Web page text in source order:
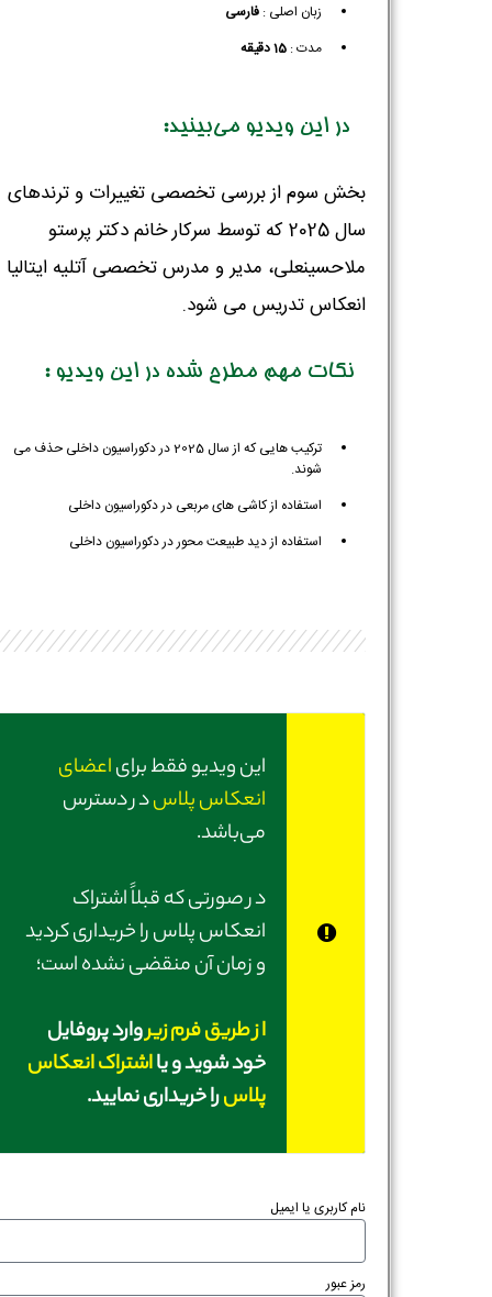
زبان اصلی : فارسی
مدت : 15 دقیقه
در این ویدیو می‌بینید:
بخش سوم از بررسی تخصصی تغییرات و ترندهای
سال 2025 که توسط سرکار خانم دکتر پرستو
ملاحسینعلی، مدیر و مدرس تخصصی آتلیه ایتالیا
انعکاس تدریس می شود.
نکات مهم مطرح شده در این ویدیو :
ترکیب هایی که از سال 2025 در دکوراسیون داخلی حذف می
شوند.
استفاده از کاشی های مربعی در دکوراسیون داخلی
استفاده از دید طبیعت محور در دکوراسیون داخلی
این ویدیو فقط برایاعضای
انعکاس پلاسدر دسترس
می‌باشد.
در صورتی‌ که قبلاً اشتراک
انعکاس پلاس را خریداری کردید
و زمان آن منقضی نشده است؛
از طریق فرم زیروارد پروفایل
خود شوید و یااشتراک انعکاس
پلاسرا خریداری نمایید.
نام کاربری یا ایمیل
رمز عبور